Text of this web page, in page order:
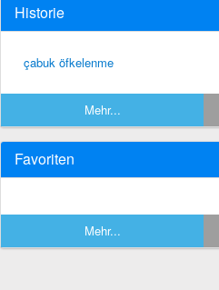
Historie
çabuk öfkelenme
Mehr...
Favoriten
Mehr...